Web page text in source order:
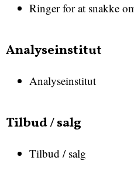
Ringer for at snakke
Analyseinstitut
Analyseinstitut
Tilbud / salg
Tilbud / salg